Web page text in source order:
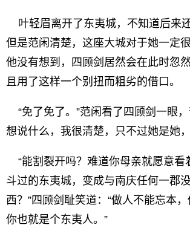
叶轻眉离开了东夷城，不知道后来还
但是范闲清楚，这座大城对于她一定
他没有想到，四顾剑居然会在此时忽
且用了这样一个别扭而粗劣的借口。
“免了免了。”范闲看了四顾剑一眼，
想说什么，我很清楚，只不过她是她
“能割裂开吗？难道你母亲就愿意看
斗过的东夷城，变成与南庆任何一郡
西？”四顾剑耻笑道：“做人不能忘本，
你也就是个东夷人。”